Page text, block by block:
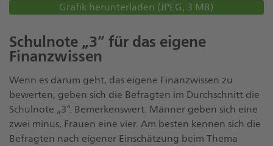
Grafik herunterladen (JPEG, 3 MB)
Öffnet
Schulnote „3“ für das eigene
Finanzwissen
Wenn es darum geht, das eigene Finanzwissen zu
bewerten, geben sich die Befragten im Durchschnitt die
Schulnote „3“. Bemerkenswert: Männer geben sich eine
zwei minus, Frauen eine vier. Am besten kennen sich die
Befragten nach eigener Einschätzung beim Thema